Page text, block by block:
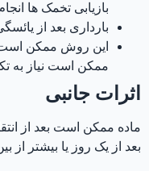
بازیابی تخمک ها
بارداری بعد از
این روش ممکن است
ممکن است نیاز به
اثرات جانبی
ماده ممکن است بعد از
بعد از یک روز یا بیشتر از